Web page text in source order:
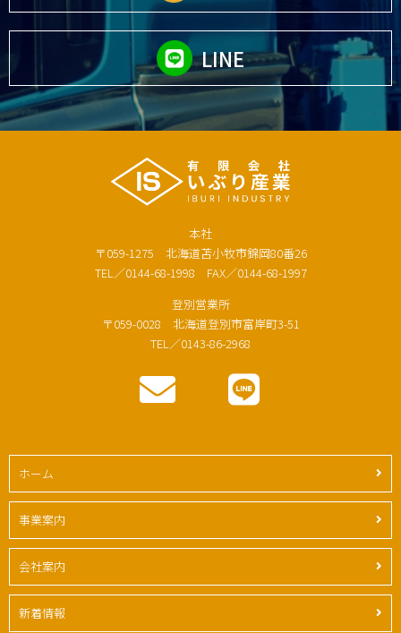
LINE
本社
〒059-1275 北海道苫小牧市錦岡80番26
TEL／0144-68-1998 FAX／0144-68-1997
登別営業所
〒059-0028 北海道登別市富岸町3-51
TEL／0143-86-2968
ホーム
事業案内
会社案内
新着情報